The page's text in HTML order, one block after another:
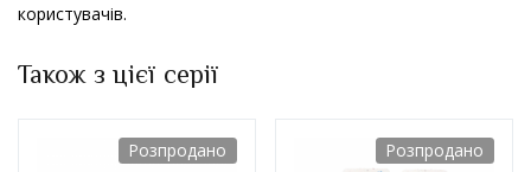
користувачів.
Також з цієї серії
Розпродано Розпродано